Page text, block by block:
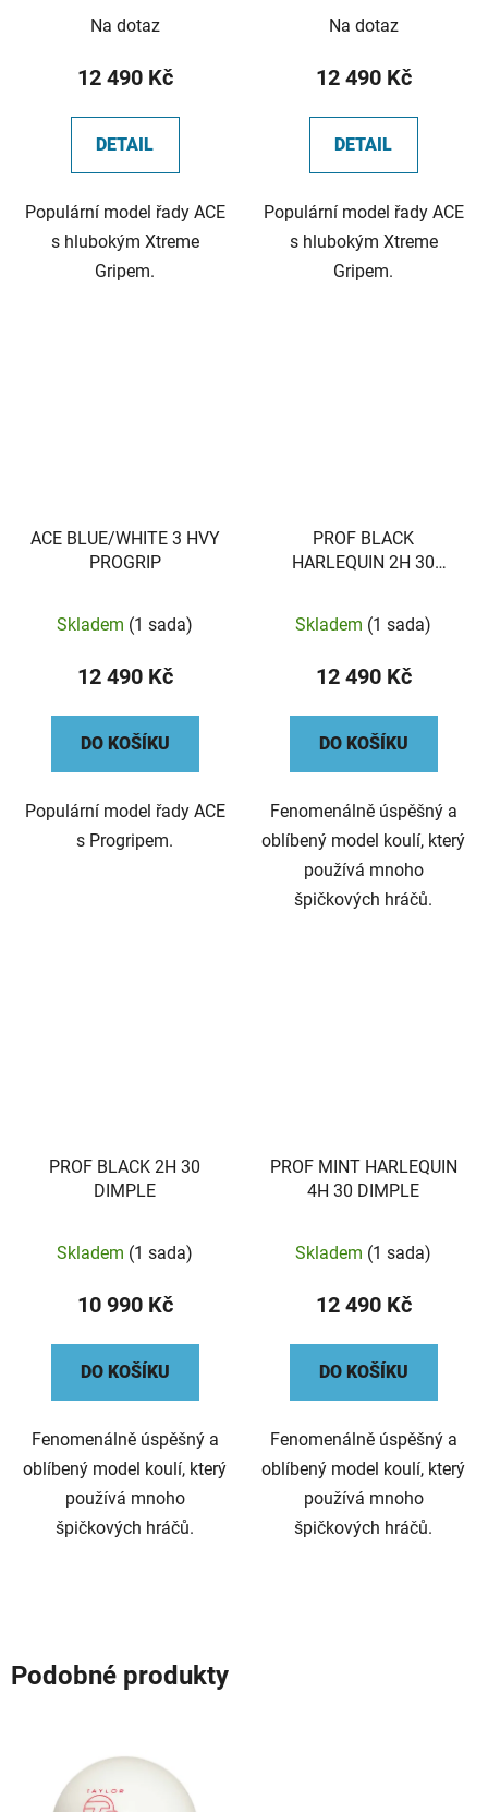
Na dotaz
12 490 Kč
DETAIL
Populární model řady ACE
s hlubokým Xtreme
Gripem.
Na dotaz
12 490 Kč
DETAIL
Populární model řady ACE
s hlubokým Xtreme
Gripem.
ACE BLUE/WHITE 3 HVY
PROGRIP
Skladem (1 sada)
12 490 Kč
DO KOŠÍKU
Populární model řady ACE
s Progripem.
PROF BLACK
HARLEQUIN 2H 30
Skladem (1 sada)
12 490 Kč
DO KOŠÍKU
Fenomenálně úspěšný a
oblíbený model koulí, který
používá mnoho
špičkových hráčů.
PROF BLACK 2H 30
DIMPLE
Skladem (1 sada)
10 990 Kč
DO KOŠÍKU
Fenomenálně úspěšný a
oblíbený model koulí, který
používá mnoho
špičkových hráčů.
PROF MINT HARLEQUIN
4H 30 DIMPLE
Skladem (1 sada)
12 490 Kč
DO KOŠÍKU
Fenomenálně úspěšný a
oblíbený model koulí, který
používá mnoho
špičkových hráčů.
Podobné produkty